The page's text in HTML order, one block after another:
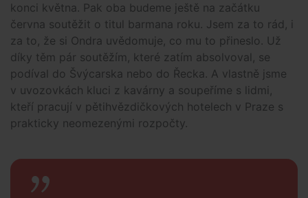
konci května. Pak oba budeme ještě na začátku
června soutěžit o titul barmana roku. Jsem za to rád, i
za to, že si Ondra uvědomuje, co mu to přineslo. Už
díky těm pár soutěžím, které zatím absolvoval, se
podíval do Švýcarska nebo do Řecka. A vlastně jsme
v uvozovkách kluci z kavárny a soupeříme s lidmi,
kteří pracují v pětihvězdičkových hotelech v Praze s
prakticky neomezenými rozpočty.